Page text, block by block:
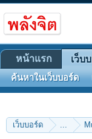
เว็บบอร์ด ...
หน้าแรก เว็บ
ค้นหาในเว็บบอร์ด